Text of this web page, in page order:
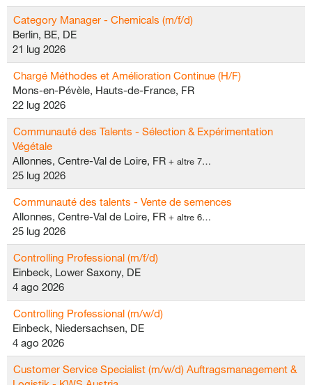
Category Manager - Chemicals (m/f/d)
Berlin, BE, DE
21 lug 2026
Chargé Méthodes et Amélioration Continue (H/F)
Mons-en-Pévèle, Hauts-de-France, FR
22 lug 2026
Communauté des Talents - Sélection & Expérimentation
Végétale
Allonnes, Centre-Val de Loire, FR + altre 7…
25 lug 2026
Communauté des talents - Vente de semences
Allonnes, Centre-Val de Loire, FR + altre 6…
25 lug 2026
Controlling Professional (m/f/d)
Einbeck, Lower Saxony, DE
4 ago 2026
Controlling Professional (m/w/d)
Einbeck, Niedersachsen, DE
4 ago 2026
Customer Service Specialist (m/w/d) Auftragsmanagement &